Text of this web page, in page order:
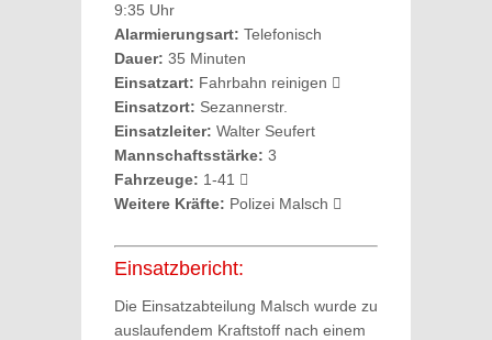
9:35 Uhr
Alarmierungsart: Telefonisch
Dauer: 35 Minuten
Einsatzart: Fahrbahn reinigen
Einsatzort: Sezannerstr.
Einsatzleiter: Walter Seufert
Mannschaftsstärke: 3
Fahrzeuge: 1-41
Weitere Kräfte: Polizei Malsch
Einsatzbericht:
Die Einsatzabteilung Malsch wurde zu
auslaufendem Kraftstoff nach einem